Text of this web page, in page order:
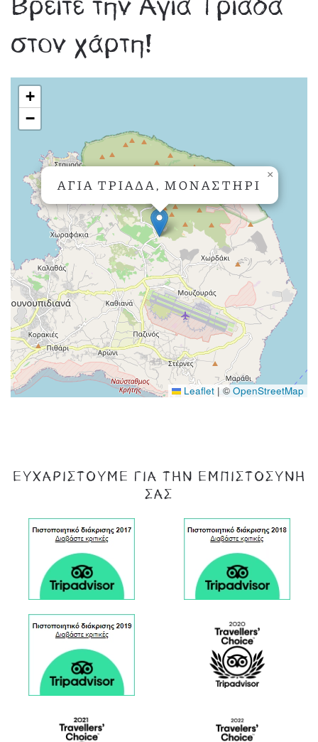
Βρείτε την Αγία Τριάδα
στον χάρτη!
ΑΓΊΑ ΤΡΙΆΔΑ, ΜΟΝΑΣΤΉΡΙ
×
+
−
Leaflet | © OpenStreetMap
ΕΥΧΑΡΙΣΤΟΎΜΕ ΓΙΑ ΤΗΝ ΕΜΠΙΣΤΟΣΎΝΗ
ΣΑΣ